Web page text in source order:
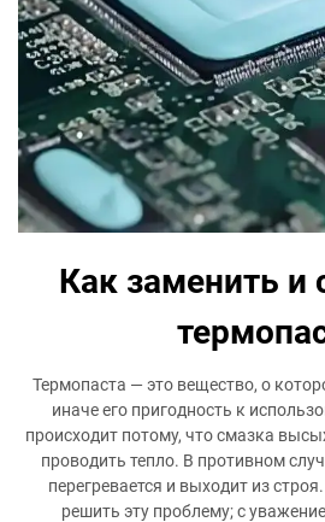
Как заменить и
Термопаста — это вещество, о
иначе его пригодность к
происходит потому, что смазка
проводить тепло. В противном
перегревается и выходит из
решить эту проблему; с